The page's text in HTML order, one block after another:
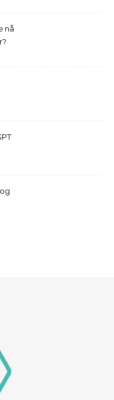
nå